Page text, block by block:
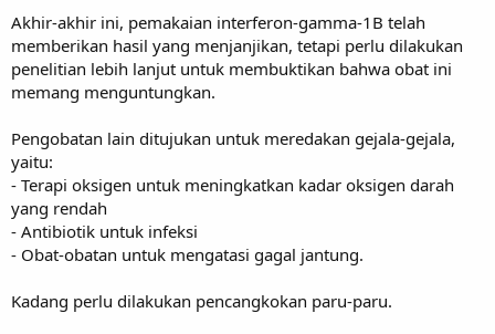
Akhir-akhir ini, pemakaian interferon-gamma-1B telah
memberikan hasil yang menjanjikan, tetapi perlu dilakukan
penelitian lebih lanjut untuk membuktikan bahwa obat ini
memang menguntungkan.
Pengobatan lain ditujukan untuk meredakan gejala-gejala,
yaitu:
- Terapi oksigen untuk meningkatkan kadar oksigen darah
yang rendah
- Antibiotik untuk infeksi
- Obat-obatan untuk mengatasi gagal jantung.
Kadang perlu dilakukan pencangkokan paru-paru.